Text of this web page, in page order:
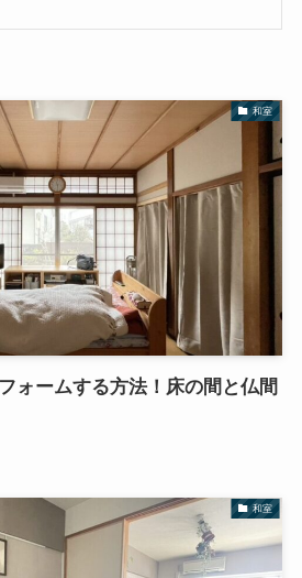
和室
ォームする方法！床の間と仏間
和室